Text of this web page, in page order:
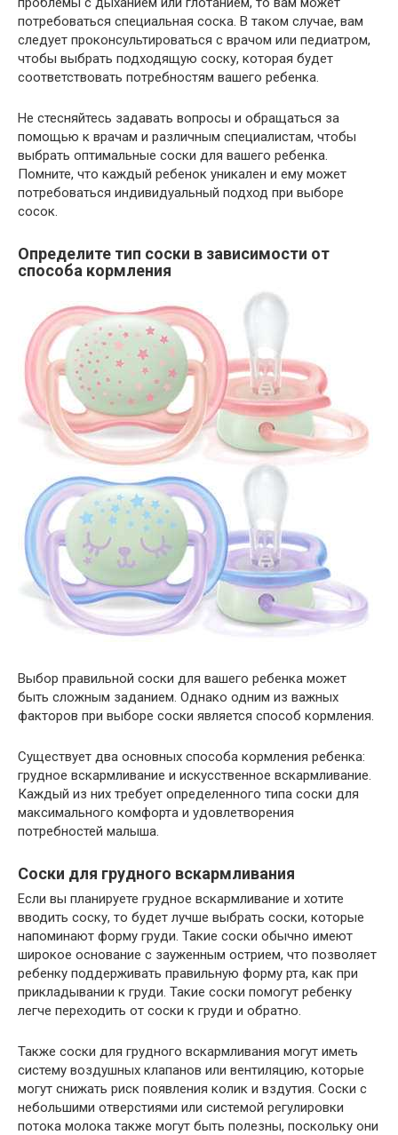
потребоваться специальная соска. В таком случае, вам
следует проконсультироваться с врачом или педиатром,
чтобы выбрать подходящую соску, которая будет
соответствовать потребностям вашего ребенка.
Не стесняйтесь задавать вопросы и обращаться за
помощью к врачам и различным специалистам, чтобы
выбрать оптимальные соски для вашего ребенка.
Помните, что каждый ребенок уникален и ему может
потребоваться индивидуальный подход при выборе
сосок.
Определите тип соски в зависимости от
способа кормления
Выбор правильной соски для вашего ребенка может
быть сложным заданием. Однако одним из важных
факторов при выборе соски является способ кормления.
Существует два основных способа кормления ребенка:
грудное вскармливание и искусственное вскармливание.
Каждый из них требует определенного типа соски для
максимального комфорта и удовлетворения
потребностей малыша.
Соски для грудного вскармливания
Если вы планируете грудное вскармливание и хотите
вводить соску, то будет лучше выбрать соски, которые
напоминают форму груди. Такие соски обычно имеют
широкое основание с зауженным острием, что позволяет
ребенку поддерживать правильную форму рта, как при
прикладывании к груди. Такие соски помогут ребенку
легче переходить от соски к груди и обратно.
Также соски для грудного вскармливания могут иметь
систему воздушных клапанов или вентиляцию, которые
могут снижать риск появления колик и вздутия. Соски с
небольшими отверстиями или системой регулировки
потока молока также могут быть полезны, поскольку они